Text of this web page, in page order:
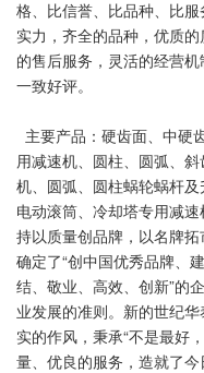
格、比信誉、比品种、比
实力，齐全的品种，优质
的售后服务，灵活的经营
一致好评。
主要产品：硬齿面、中硬
用减速机、圆柱、圆弧、
机、圆弧、圆柱蜗轮蜗杆及
电动滚筒、冷却塔专用减
持以质量创品牌，以名牌拓
确定了“创中国优秀品牌、
结、敬业、高效、创新”的
业发展的准则。新的世纪
实的作风，秉承“不是最好
量、优良的服务，造就了今